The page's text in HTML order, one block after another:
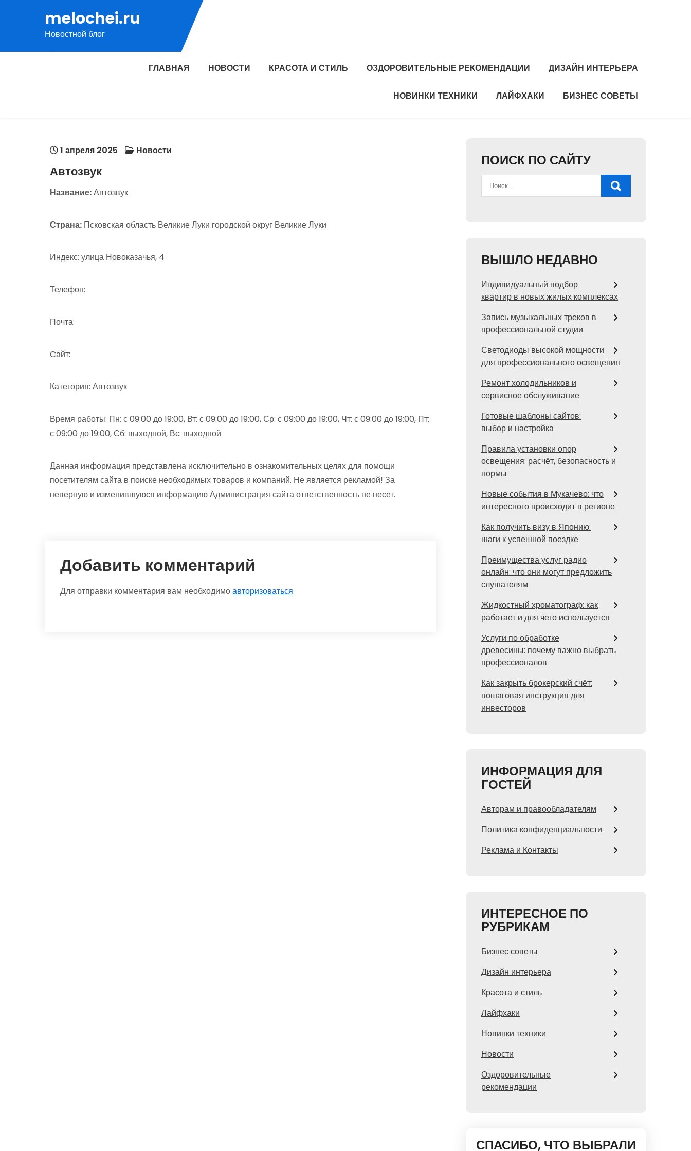
содержимому
melochei.ru
Новостной блог
ГЛАВНАЯ НОВОСТИ КРАСОТА И СТИЛЬ ОЗДОРОВИТЕЛЬНЫЕ РЕКОМЕНДАЦИИ ДИЗАЙН ИНТЕРЬЕРА
НОВИНКИ ТЕХНИКИ ЛАЙФХАКИ БИЗНЕС СОВЕТЫ
1 апреля 2025 Новости
Автозвук
Название:Автозвук
Страна: Псковская область Великие Луки городской округ Великие Луки
Индекс: улица Новоказачья, 4
Телефон:
Почта:
Cайт:
Категория: Автозвук
Время работы: Пн: с 09:00 до 19:00, Вт: с 09:00 до 19:00, Ср: с 09:00 до 19:00, Чт: с 09:00 до 19:00, Пт:
с 09:00 до 19:00, Сб: выходной, Вс: выходной
Данная информация представлена исключительно в ознакомительных целях для помощи
посетителям сайта в поиске необходимых товаров и компаний. Не является рекламой! За
неверную и изменившуюся информацию Администрация сайта ответственность не несет.
Добавить комментарий
Для отправки комментария вам необходимоавторизоваться.
ПОИСК ПО САЙТУ
ВЫШЛО НЕДАВНО
Индивидуальный подбор
квартир в новых жилых комплексах
Запись музыкальных треков в
профессиональной студии
Светодиоды высокой мощности
для профессионального освещения
Ремонт холодильников и
сервисное обслуживание
Готовые шаблоны сайтов:
выбор и настройка
Правила установки опор
освещения: расчёт, безопасность и
нормы
Новые события в Мукачево: что
интересного происходит в регионе
Как получить визу в Японию:
шаги к успешной поездке
Преимущества услуг радио
онлайн: что они могут предложить
слушателям
Жидкостный хроматограф: как
работает и для чего используется
Услуги по обработке
древесины: почему важно выбрать
профессионалов
Как закрыть брокерский счёт:
пошаговая инструкция для
инвесторов
ИНФОРМАЦИЯ ДЛЯ
ГОСТЕЙ
Авторам и правообладателям
Политика конфиденциальности
Реклама и Контакты
ИНТЕРЕСНОЕ ПО
РУБРИКАМ
Бизнес советы
Дизайн интерьера
Красота и стиль
Лайфхаки
Новинки техники
Новости
Оздоровительные
рекомендации
СПАСИБО, ЧТО ВЫБРАЛИ